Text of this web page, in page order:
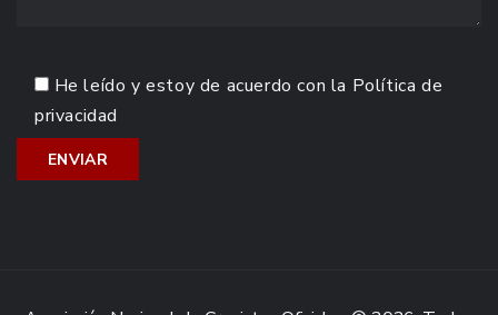
He leído y estoy de acuerdo con la Política de
privacidad